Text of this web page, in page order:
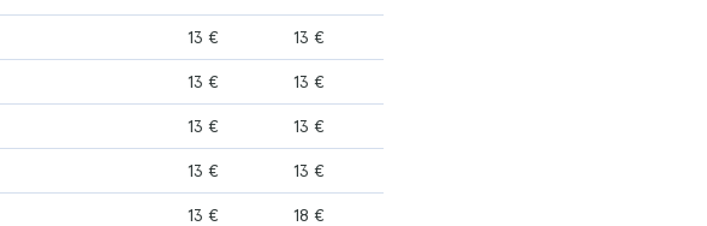
13 € 13 €
13 € 13 €
13 € 13 €
13 € 13 €
13 € 18 €